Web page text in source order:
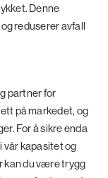
Denne
reduserer avfall
partner for
på markedet, og
For å sikre enda
vår kapasitet og
kan du være trygg